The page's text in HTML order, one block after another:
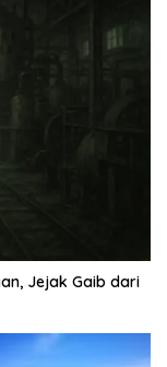
Jejak Gaib dari